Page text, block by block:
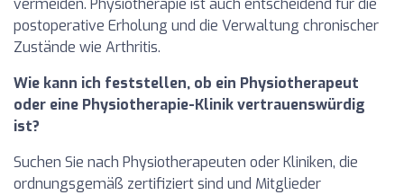
vermeiden. Physiotherapie ist auch entscheidend für die
postoperative Erholung und die Verwaltung chronischer
Zustände wie Arthritis.
Wie kann ich feststellen, ob ein Physiotherapeut
oder eine Physiotherapie-Klinik vertrauenswürdig
ist?
Suchen Sie nach Physiotherapeuten oder Kliniken, die
ordnungsgemäß zertifiziert sind und Mitglieder